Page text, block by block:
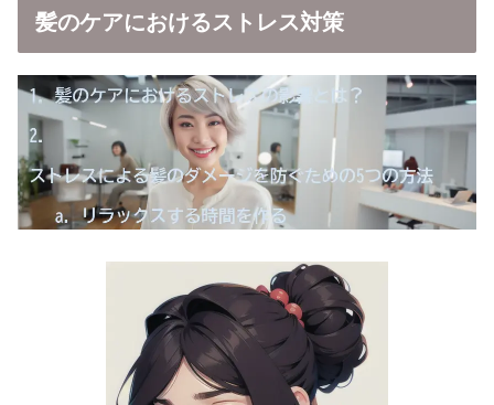
髪のケアにおけるストレス対策